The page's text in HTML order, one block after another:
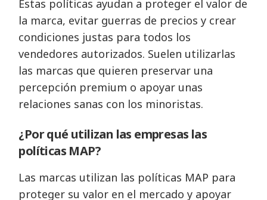
Estas políticas ayudan a proteger el valor de
la marca, evitar guerras de precios y crear
condiciones justas para todos los
vendedores autorizados. Suelen utilizarlas
las marcas que quieren preservar una
percepción premium o apoyar unas
relaciones sanas con los minoristas.
¿Por qué utilizan las empresas las
políticas MAP?
Las marcas utilizan las políticas MAP para
proteger su valor en el mercado y apoyar